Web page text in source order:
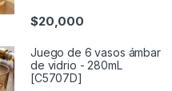
$20,000
Juego de 6 vasos ámbar
de vidrio - 280mL
[C5707D]